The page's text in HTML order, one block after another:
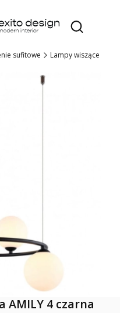
Otwórz
sufitowe Lampy wiszące
AMILY 4 czarna